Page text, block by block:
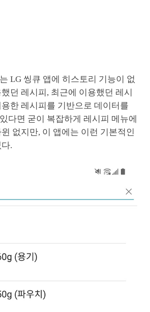
LG 씽큐 앱에 히스토리 기능이 없
던 레시피, 최근에 이용했던 레시
한 레시피를 기반으로 데이터를
다면 굳이 복잡하게 레시피 메뉴에
없지만, 이 앱에는 이런 기본적인
.